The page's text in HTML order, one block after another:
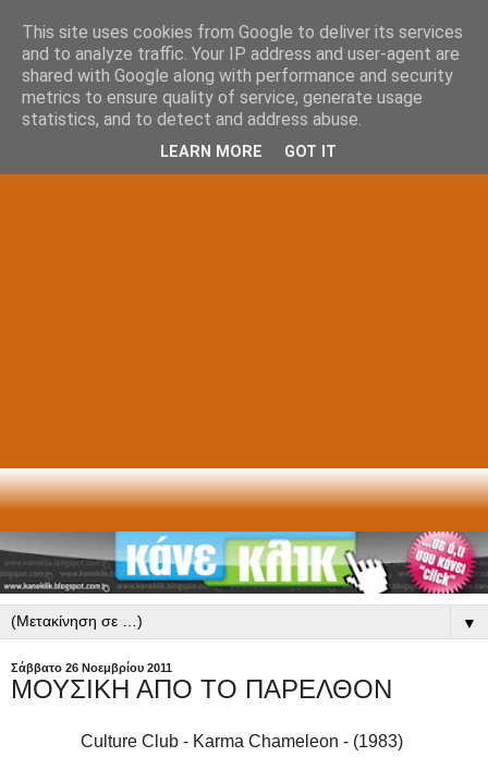
▼
Σάββατο 26 Νοεμβρίου 2011
ΜΟΥΣΙΚΗ ΑΠΟ ΤΟ ΠΑΡΕΛΘΟΝ
Culture Club - Karma Chameleon - (1983)
This site uses cookies from Google to deliver its services
and to analyze traffic. Your IP address and user-agent are
shared with Google along with performance and security
metrics to ensure quality of service, generate usage
statistics, and to detect and address abuse.
LEARN MORE GOT IT